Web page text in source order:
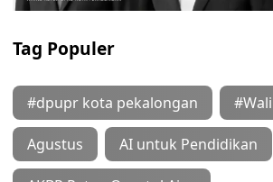
Tag Populer
#dpupr kota pekalongan
Agustus AI untuk Pendidikan